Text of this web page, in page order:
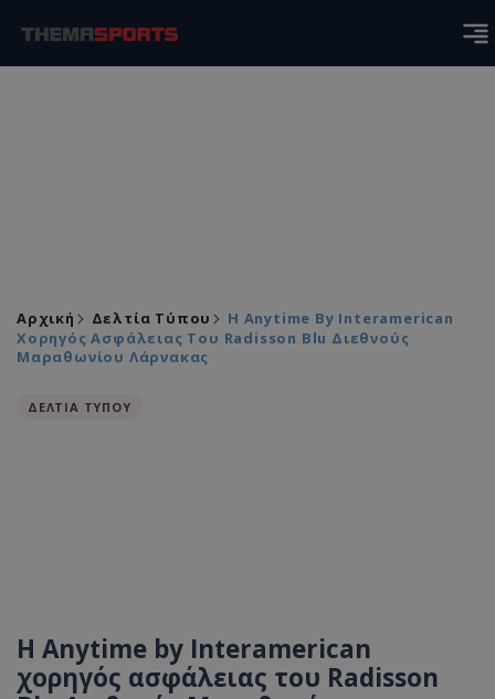
Αρχική Δελτία Τύπου
Η Anytime By Interamerican
Χορηγός Ασφάλειας Του Radisson Blu Διεθνούς
Μαραθωνίου Λάρνακας
ΔΕΛΤΙΑ ΤΥΠΟΥ
Η Anytime by Interamerican
χορηγός ασφάλειας του Radisson